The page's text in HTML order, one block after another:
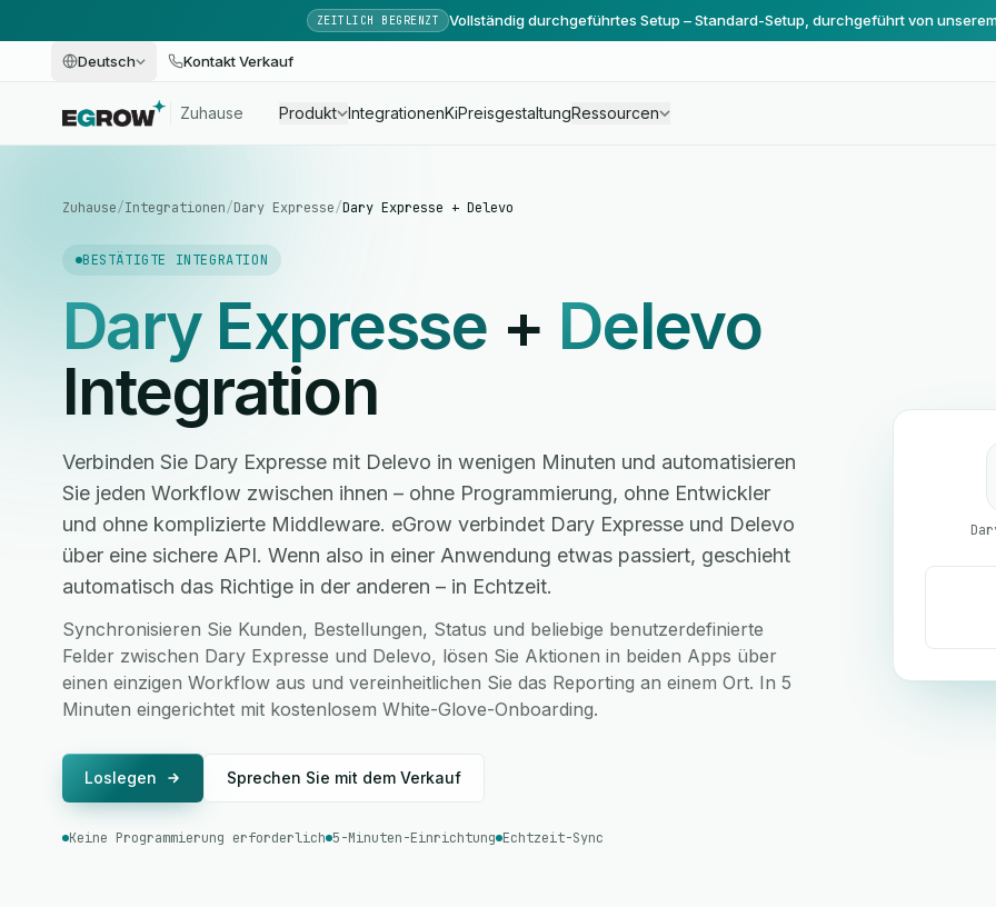
ZEITLICH BEGRENZT Vollständig durchgeführtes Setup – Standard-Setup, durchgeführt von
Deutsch Kontakt Verkauf
Zuhause Produkt IntegrationenKiPreisgestaltungRessourcen
Zuhause/Integrationen/Dary Expresse/Dary Expresse + Delevo
BESTÄTIGTE INTEGRATION
Dary Expresse + Delevo
Integration
Verbinden Sie Dary Expresse mit Delevo in wenigen Minuten und automatisieren
Sie jeden Workflow zwischen ihnen – ohne Programmierung, ohne Entwickler
und ohne komplizierte Middleware. eGrow verbindet Dary Expresse und Delevo
über eine sichere API. Wenn also in einer Anwendung etwas passiert, geschieht
automatisch das Richtige in der anderen – in Echtzeit.
Synchronisieren Sie Kunden, Bestellungen, Status und beliebige benutzerdefinierte
Felder zwischen Dary Expresse und Delevo, lösen Sie Aktionen in beiden Apps über
einen einzigen Workflow aus und vereinheitlichen Sie das Reporting an einem Ort. In 5
Minuten eingerichtet mit kostenlosem White-Glove-Onboarding.
Loslegen Sprechen Sie mit dem Verkauf
Keine Programmierung erforderlich 5-Minuten-Einrichtung Echtzeit-Sync